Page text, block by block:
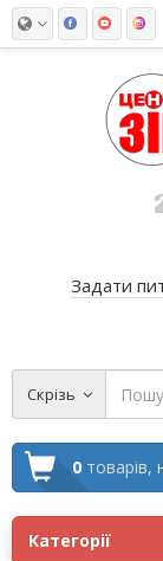
Задати
Скрізь
0 товарів,
Категорії